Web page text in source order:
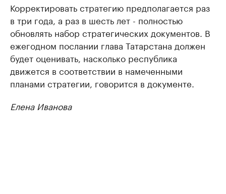
Корректировать стратегию предполагается раз
в три года, а раз в шесть лет - полностью
обновлять набор стратегических документов. В
ежегодном послании глава Татарстана должен
будет оценивать, насколько республика
движется в соответствии в намеченными
планами стратегии, говорится в документе.
Елена Иванова